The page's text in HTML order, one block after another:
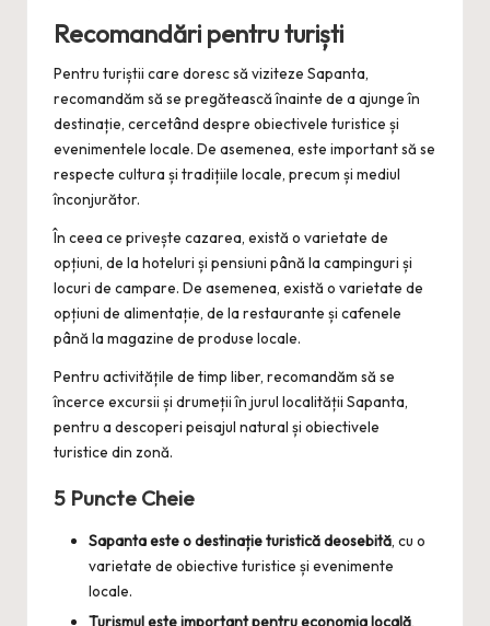
Recomandări pentru turiști
Pentru turiștii care doresc să viziteze Sapanta,
recomandăm să se pregătească înainte de a ajunge în
destinație, cercetând despre obiectivele turistice și
evenimentele locale. De asemenea, este important să se
respecte cultura și tradițiile locale, precum și mediul
înconjurător.
În ceea ce privește cazarea, există o varietate de
opțiuni, de la hoteluri și pensiuni până la campinguri și
locuri de campare. De asemenea, există o varietate de
opțiuni de alimentație, de la restaurante și cafenele
până la magazine de produse locale.
Pentru activitățile de timp liber, recomandăm să se
încerce excursii și drumeții în jurul localității Sapanta,
pentru a descoperi peisajul natural și obiectivele
turistice din zonă.
5 Puncte Cheie
Sapanta este o destinație turistică deosebită, cu o
varietate de obiective turistice și evenimente
locale.
Turismul este important pentru economia locală,